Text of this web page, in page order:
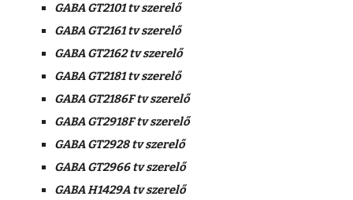
GABA GT2101 tv szerelő
GABA GT2161 tv szerelő
GABA GT2162 tv szerelő
GABA GT2181 tv szerelő
GABA GT2186F tv szerelő
GABA GT2918F tv szerelő
GABA GT2928 tv szerelő
GABA GT2966 tv szerelő
GABA H1429A tv szerelő